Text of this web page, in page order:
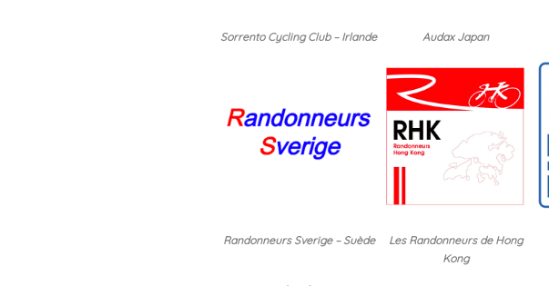
Sorrento Cycling Club – Irlande Audax Japan
Randonneurs Sverige – Suède
Les Randonneurs de Hong
Kong